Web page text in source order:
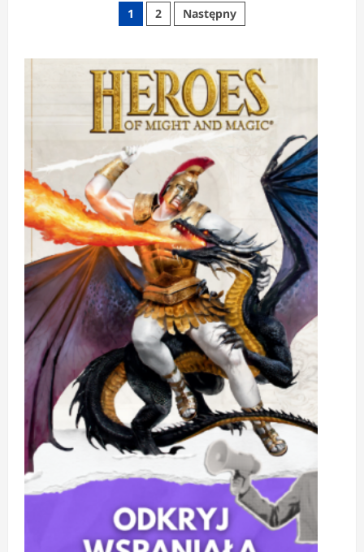
RECENZJA:
Krocząca
Tom
Chimery
Czarownice,
które
łatwe
zakończenia
Stronicowanie
1 2 Następny